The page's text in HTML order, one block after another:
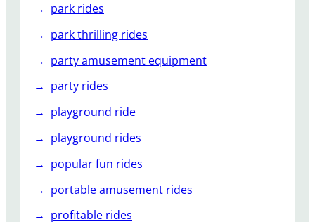
park rides
park thrilling rides
party amusement equipment
party rides
playground ride
playground rides
popular fun rides
portable amusement rides
profitable rides